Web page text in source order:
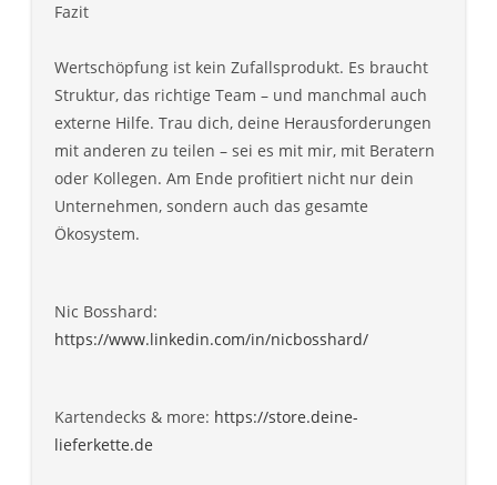
Fazit
Wertschöpfung ist kein Zufallsprodukt. Es braucht
Struktur, das richtige Team – und manchmal auch
externe Hilfe. Trau dich, deine Herausforderungen
mit anderen zu teilen – sei es mit mir, mit Beratern
oder Kollegen. Am Ende profitiert nicht nur dein
Unternehmen, sondern auch das gesamte
Ökosystem.
Nic Bosshard:
https://www.linkedin.com/in/nicbosshard/
Kartendecks & more: https://store.deine-
lieferkette.de